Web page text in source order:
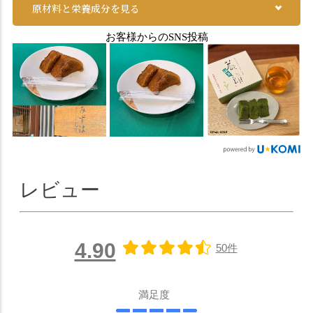
原材料と栄養成分を見る
お客様からのSNS投稿
レビュー
4.90 50件
満足度